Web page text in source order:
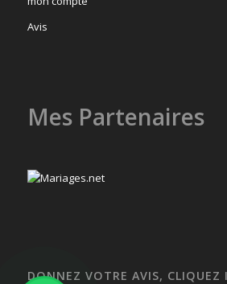
Avis
Mes Partenaires
DONNEZ VOTRE AVIS, CLIQUEZ